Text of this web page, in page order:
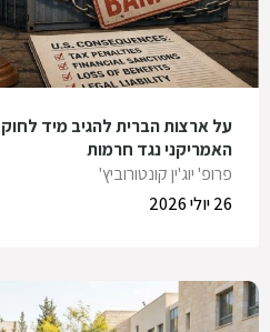
על ארצות הברית להגיב מיד
האמריקני נגד חרמות
פרופ' יוג'ין קונטורוביץ'
26 יולי 2026